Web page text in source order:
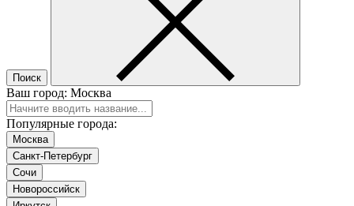
Поиск
Ваш город: Москва
Популярные города:
Москва
Санкт-Петербург
Сочи
Новороссийск